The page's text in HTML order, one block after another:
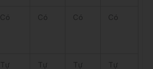
Có Có Có Có
Tự Tự Tự Tự